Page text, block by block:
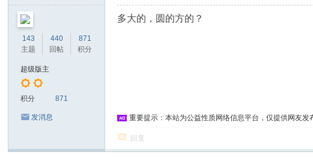
143
主题
440
回帖
871
积分
超级版主
积分 871
发消息
多大的，圆的方的？
重要提示：本站为公益性质网络信息平台，仅提供网友
回复